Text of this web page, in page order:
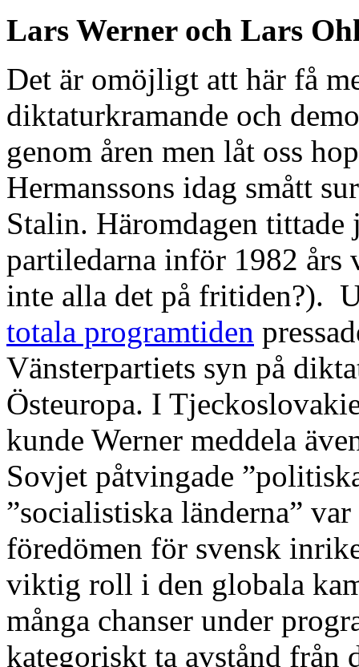
Lars Werner och Lars
Det är omöjligt att här få
diktaturkramande och
genom åren men låt oss
Hermanssons idag smått
Stalin. Häromdagen
partiledarna inför 1982 års
inte alla det på fritiden?).
totala programtiden
Vänsterpartiets syn på
Östeuropa. I
kunde Werner meddela
Sovjet påtvingade
”socialistiska länderna”
föredömen för svensk
viktig roll i den globala
många chanser under
kategoriskt ta avstånd från